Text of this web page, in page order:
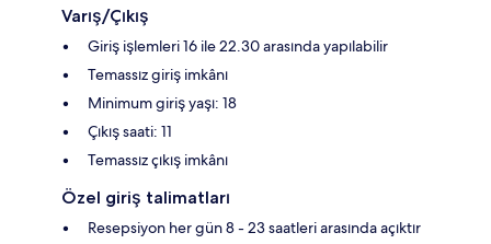
Varış/Çıkış
Giriş işlemleri 16 ile 22.30 arasında yapılabilir
Temassız giriş imkânı
Minimum giriş yaşı: 18
Çıkış saati: 11
Temassız çıkış imkânı
Özel giriş talimatları
Resepsiyon her gün 8 - 23 saatleri arasında açıktır